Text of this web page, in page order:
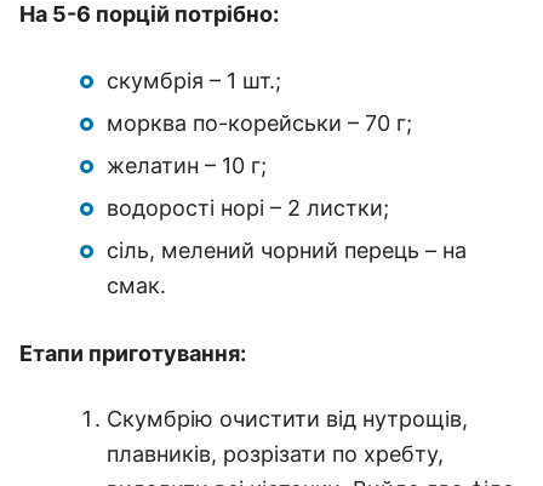
На 5-6 порцій потрібно:
скумбрія – 1 шт.;
морква по-корейськи – 70 г;
желатин – 10 г;
водорості норі – 2 листки;
сіль, мелений чорний перець – на
смак.
Етапи приготування:
Скумбрію очистити від нутрощів,
плавників, розрізати по хребту,